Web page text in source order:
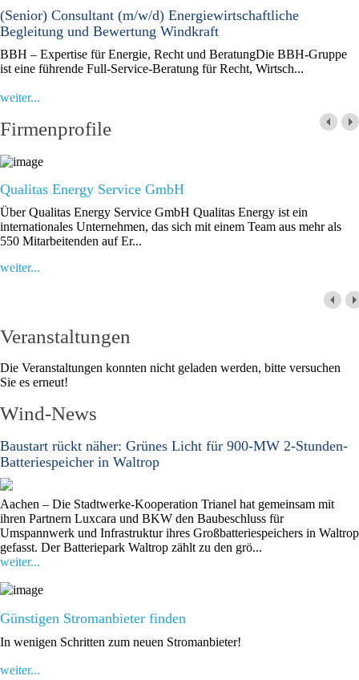
(Senior) Consultant (m/w/d) Energiewirtschaftliche
Begleitung und Bewertung Windkraft
BBH – Expertise für Energie, Recht und BeratungDie BBH-Gruppe
ist eine führende Full-Service-Beratung für Recht, Wirtsch...
weiter...
Firmenprofile
Qualitas Energy Service GmbH
Über Qualitas Energy Service GmbH Qualitas Energy ist ein
internationales Unternehmen, das sich mit einem Team aus mehr als
550 Mitarbeitenden auf Er...
weiter...
Veranstaltungen
Die Veranstaltungen konnten nicht geladen werden, bitte versuchen
Sie es erneut!
Wind-News
Baustart rückt näher: Grünes Licht für 900-MW 2-Stunden-
Batteriespeicher in Waltrop
Aachen – Die Stadtwerke-Kooperation Trianel hat gemeinsam mit
ihren Partnern Luxcara und BKW den Baubeschluss für
Umspannwerk und Infrastruktur ihres Großbatteriespeichers in Waltrop
gefasst. Der Batteriepark Waltrop zählt zu den grö...
weiter...
Günstigen Stromanbieter finden
In wenigen Schritten zum neuen Stromanbieter!
weiter...